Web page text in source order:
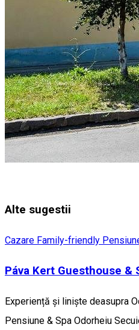
Alte sugestii
Cazare Family-friendly
Páva Kert Guesthouse &
Experiență și liniște deasupra
Pensiune & Spa Odorheiu